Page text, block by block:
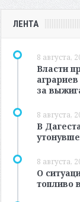
ЛЕНТА
8 августа,
Власти
за
8 августа,
В
8 августа,
О
топливо